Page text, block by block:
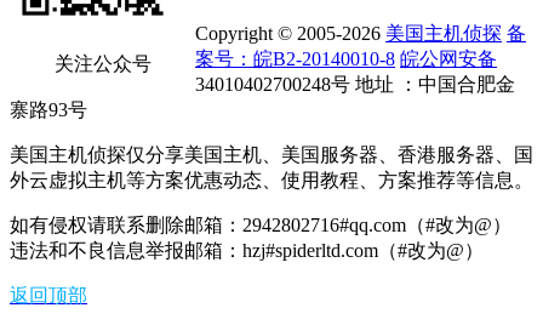
关注公众号
Copyright © 2005-2026 美国主机侦探 备
案号：皖B2-20140010-8 皖公网安备
34010402700248号 地址 ：中国合肥金
寨路93号
美国主机侦探仅分享美国主机、美国服务器、香港服务器、国
外云虚拟主机等方案优惠动态、使用教程、方案推荐等信息。
如有侵权请联系删除邮箱：2942802716#qq.com（#改为@）
违法和不良信息举报邮箱：hzj#spiderltd.com（#改为@）
返回顶部